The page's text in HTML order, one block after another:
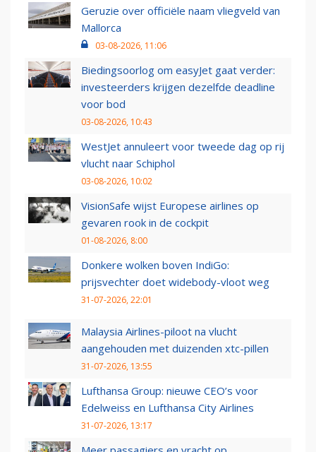
Geruzie over officiële naam vliegveld van
Mallorca
03-08-2026, 11:06
Biedingsoorlog om easyJet gaat verder:
investeerders krijgen dezelfde deadline
voor bod
03-08-2026, 10:43
WestJet annuleert voor tweede dag op rij
vlucht naar Schiphol
03-08-2026, 10:02
VisionSafe wijst Europese airlines op
gevaren rook in de cockpit
01-08-2026, 8:00
Donkere wolken boven IndiGo:
prijsvechter doet widebody-vloot weg
31-07-2026, 22:01
Malaysia Airlines-piloot na vlucht
aangehouden met duizenden xtc-pillen
31-07-2026, 13:55
Lufthansa Group: nieuwe CEO’s voor
Edelweiss en Lufthansa City Airlines
31-07-2026, 13:17